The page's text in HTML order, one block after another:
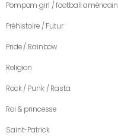
Pompom girl / football américain
Préhistoire / Futur
Pride / Rainbow
Religion
Rock / Punk / Rasta
Roi & princesse
Saint-Patrick